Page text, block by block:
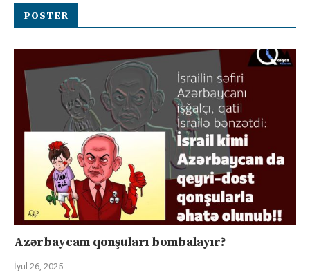
POSTER
Azərbaycanı qonşuları bombalayır?
İyul 26, 2025